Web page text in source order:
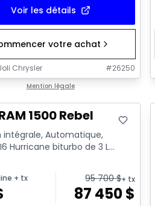
Voir les détails
votre achat
Chrysler #26250
Mention légale
1500 Rebel
intégrale, Automatique,
Hurricane biturbo de 3 L
standard avec arrêt a...
+ tx 95 700$+ tx
87 450$